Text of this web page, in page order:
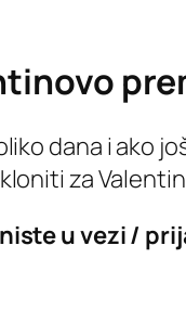
dana i ako
za
u vezi /